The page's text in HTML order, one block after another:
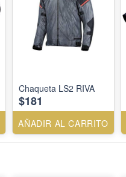
Chaqueta LS2 RIVA
$181
AÑADIR AL CARRITO